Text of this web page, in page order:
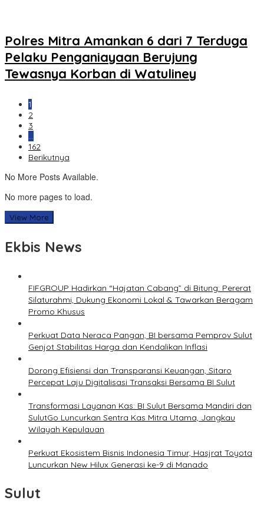
Polres Mitra Amankan 6 dari 7 Terduga
Pelaku Penganiayaan Berujung
Tewasnya Korban di Watuliney
1
2
3
…
162
Berikutnya
No More Posts Available.
No more pages to load.
View More
Ekbis News
FIFGROUP Hadirkan “Hajatan Cabang” di Bitung: Pererat
Silaturahmi, Dukung Ekonomi Lokal & Tawarkan Beragam
Promo Khusus
Perkuat Data Neraca Pangan, BI bersama Pemprov Sulut
Genjot Stabilitas Harga dan Kendalikan Inflasi
Dorong Efisiensi dan Transparansi Keuangan, Sitaro
Percepat Laju Digitalisasi Transaksi Bersama BI Sulut
Transformasi Layanan Kas: BI Sulut Bersama Mandiri dan
SulutGo Luncurkan Sentra Kas Mitra Utama, Jangkau
Wilayah Kepulauan
Perkuat Ekosistem Bisnis Indonesia Timur, Hasjrat Toyota
Luncurkan New Hilux Generasi ke-9 di Manado
Sulut